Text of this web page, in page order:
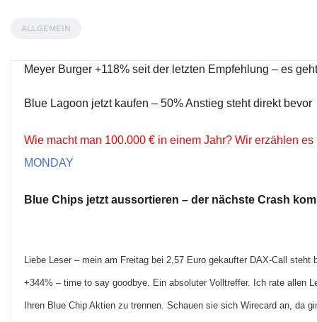
ALLGEMEIN
Meyer Burger +118% seit der letzten Empfehlung – es
Blue Lagoon jetzt kaufen – 50% Anstieg steht direkt bevor
Wie macht man 100.000 € in einem Jahr? Wir erzählen
MONDAY
Blue Chips jetzt aussortieren – der nächste Crash
Liebe Leser – mein am Freitag bei 2,57 Euro gekaufter DAX-Call steht
+344% – time to say goodbye. Ein absoluter Volltreffer. Ich rate allen
Ihren Blue Chip Aktien zu trennen. Schauen sie sich Wirecard an, da